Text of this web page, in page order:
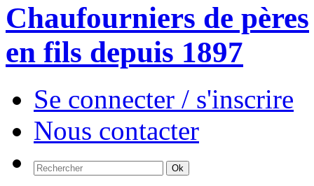
Chaufourniers de pères
en fils depuis 1897
Se connecter / s'inscrire
Nous contacter